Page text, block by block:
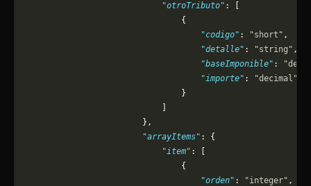
                            "otroTributo"
: [
                                {
                                    "codigo"
: "short" ,
                                    "detalle"
: "string" ,
                                    "baseImponible"
:
                                    "importe"
:
"decimal"
                                }
                        },
                        "arrayItems"
: {
                            "item"
: [
                                {
                                    "orden"
: "integer" ,